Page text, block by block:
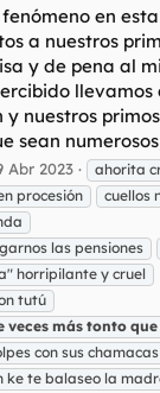
en
a nuestros
y de pena al
llevamos
y nuestros
sean
Abr 2023
ahorita
procesión
cuellos
las pensiones
horripilante y cruel
tutú
veces más tonto que
con sus chamacas
ke te balaseo la